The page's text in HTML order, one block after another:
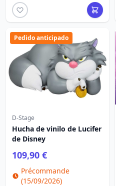
Pedido anticipado
D-Stage
Hucha de vinilo de Lucifer
de Disney
109,90 €
Précommande
(15/09/2026)